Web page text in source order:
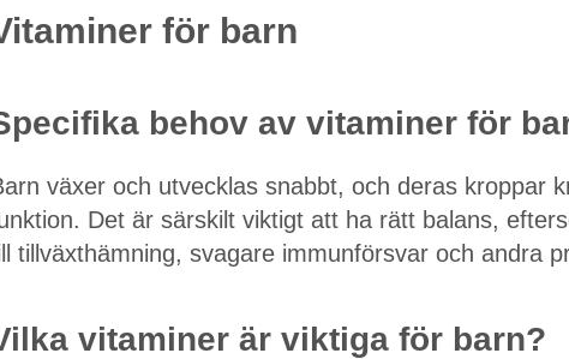
för barn
behov av vitaminer för
växer och utvecklas snabbt, och deras kroppar
Det är särskilt viktigt att ha rätt balans,
tillväxthämning, svagare immunförsvar och andra
vitaminer är viktiga för barn?